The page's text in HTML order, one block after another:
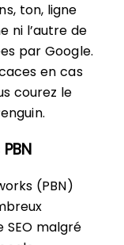
ton, ligne
ni l’autre de
par Google.
en cas
courez le
(PBN)
malgré